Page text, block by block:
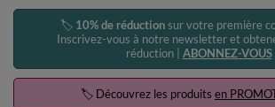
🏷️ 10% de réductionsur votre première
Inscrivez-vous à notre newsletter et
réduction | ABONNEZ-VOUS
🏷️ Découvrez les produits en